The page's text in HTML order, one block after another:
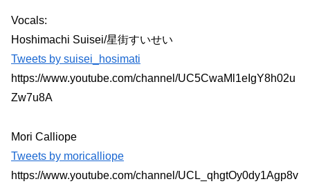
Vocals:
Hoshimachi Suisei/星街すいせい
Tweets by suisei_hosimati
https://www.youtube.com/channel/UC5CwaMl1eIgY8h02u
Zw7u8A
Mori Calliope
Tweets by moricalliope
https://www.youtube.com/channel/UCL_qhgtOy0dy1Agp8v